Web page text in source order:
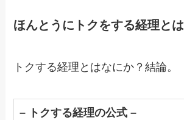
ほんとうにトクをする経理とは
トクする経理とはなにか？結論。
– トクする経理の公式 –